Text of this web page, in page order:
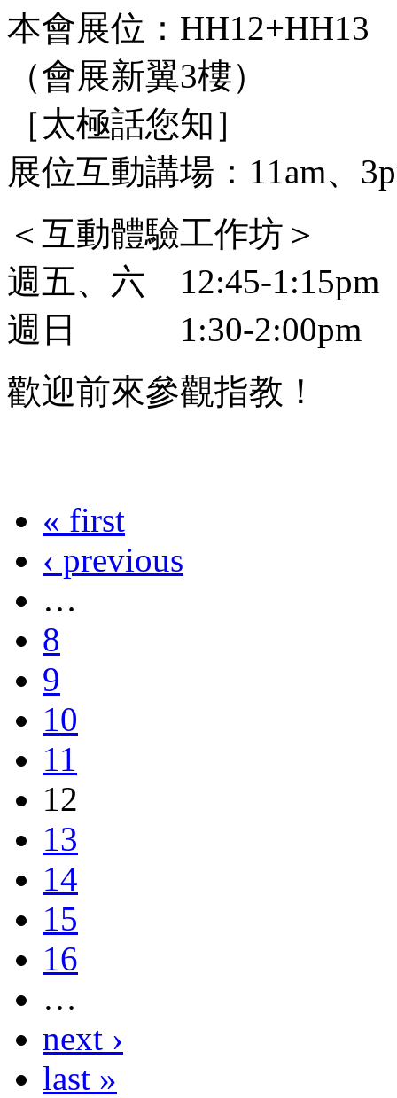
本會展位：HH12+HH13
（會展新翼3樓）
［太極話您知］
展位互動講場：11am、
＜互動體驗工作坊＞
週五、六 12:45-1:15pm
週日 1:30-2:00pm
歡迎前來參觀指教！
« first
‹ previous
…
8
9
10
11
12
13
14
15
16
…
next ›
last »